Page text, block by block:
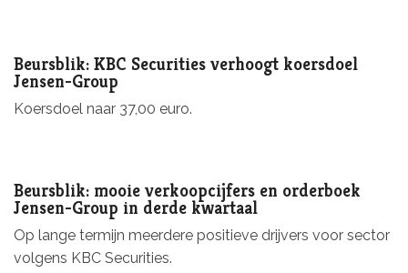
Over ons
Beursblik: KBC Securities verhoogt koersdoel
Jensen-Group
Koersdoel naar 37,00 euro.
Beursblik: mooie verkoopcijfers en orderboek
Jensen-Group in derde kwartaal
Op lange termijn meerdere positieve drijvers voor sector
volgens KBC Securities.